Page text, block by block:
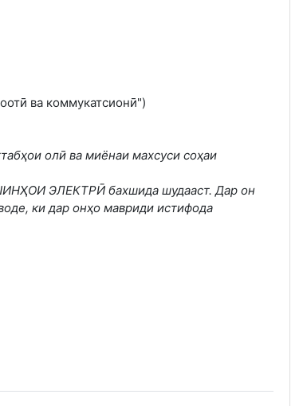
ва коммукатсионӣ")
олӣ ва миёнаи махсуси соҳаи
ЭЛЕКТРӢ бахшида шудааст. Дар он
ки дар онҳо мавриди истифода